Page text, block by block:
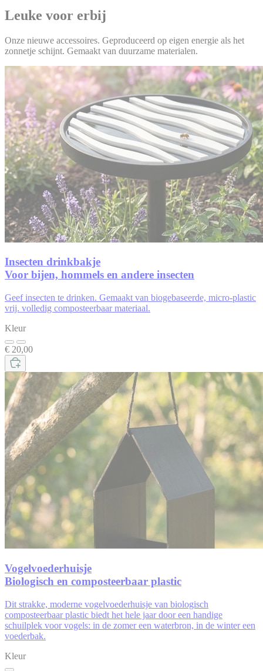
Leuke voor erbij
Onze nieuwe accessoires. Geproduceerd op eigen energie als het
zonnetje schijnt. Gemaakt van duurzame materialen.
Insecten drinkbakje
Voor bijen, hommels en andere insecten
Geef insecten te drinken. Gemaakt van biogebaseerde, micro-plastic
vrij. volledig composteerbaar materiaal.
Kleur
€ 20,00
Vogelvoederhuisje
Biologisch en composteerbaar plastic
Dit strakke, moderne vogelvoederhuisje van biologisch
composteerbaar plastic biedt het hele jaar door een handige
schuilplek voor vogels: in de zomer een waterbron, in de winter een
voederbak.
Kleur